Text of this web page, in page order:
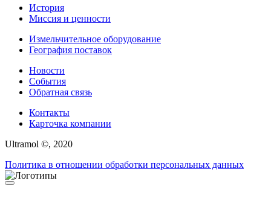
История
Миссия и ценности
Измельчительное оборудование
География поставок
Новости
События
Обратная связь
Контакты
Карточка компании
Ultramol ©, 2020
Политика в отношении обработки персональных данных